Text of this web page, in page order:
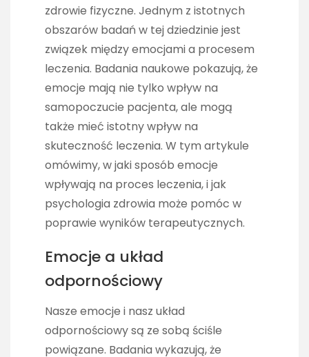
zdrowie fizyczne. Jednym z istotnych
obszarów badań w tej dziedzinie jest
związek między emocjami a procesem
leczenia. Badania naukowe pokazują, że
emocje mają nie tylko wpływ na
samopoczucie pacjenta, ale mogą
także mieć istotny wpływ na
skuteczność leczenia. W tym artykule
omówimy, w jaki sposób emocje
wpływają na proces leczenia, i jak
psychologia zdrowia może pomóc w
poprawie wyników terapeutycznych.
Emocje a układ
odpornościowy
Nasze emocje i nasz układ
odpornościowy są ze sobą ściśle
powiązane. Badania wykazują, że